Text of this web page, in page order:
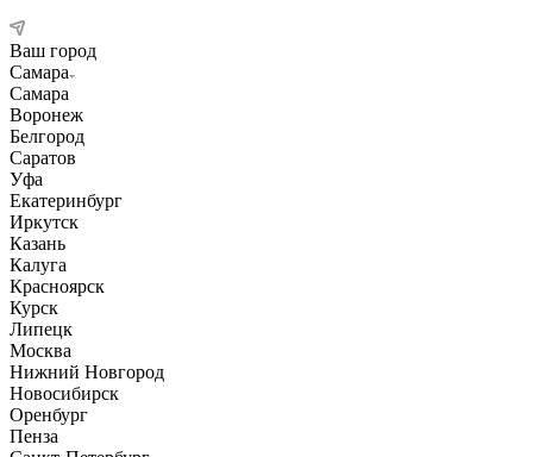
Ваш город
Самара
Самара
Воронеж
Белгород
Саратов
Уфа
Екатеринбург
Иркутск
Казань
Калуга
Красноярск
Курск
Липецк
Москва
Нижний Новгород
Новосибирск
Оренбург
Пенза